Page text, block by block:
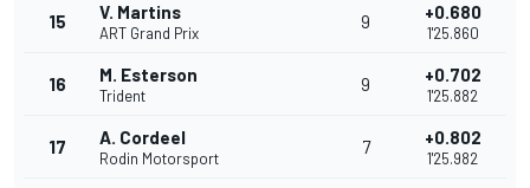
15 V. Martins
ART Grand Prix
9 +0.680
1'25.860
16 M. Esterson
Trident
9 +0.702
1'25.882
17 A. Cordeel
Rodin Motorsport
7 +0.802
1'25.982